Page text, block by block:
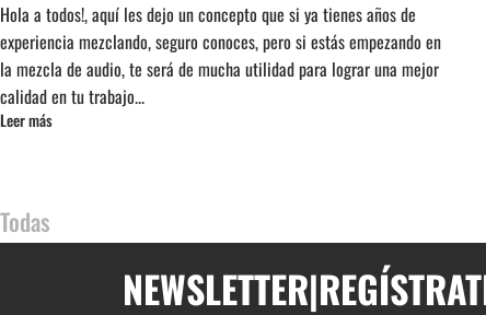
Hola a todos!, aquí les dejo un concepto que si ya tienes años de
experiencia mezclando, seguro conoces, pero si estás empezando en
la mezcla de audio, te será de mucha utilidad para lograr una mejor
calidad en tu trabajo...
Leer más
Todas
NEWSLETTER|